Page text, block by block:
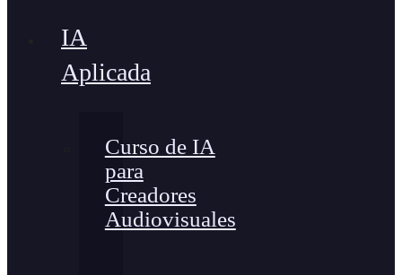
IA
Aplicada
Curso de IA
para
Creadores
Audiovisuales